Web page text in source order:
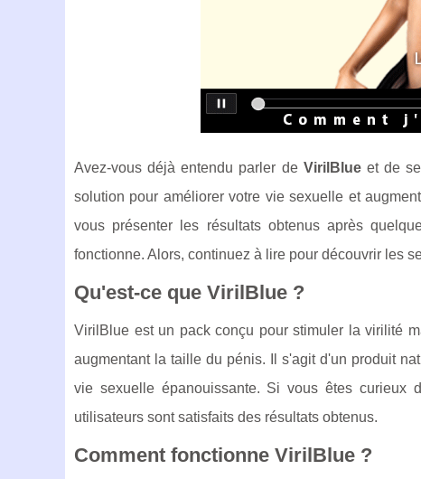
Avez-vous déjà entendu parler de VirilBlueet de
solution pour améliorer votre vie sexuelle et
vous présenter les résultats obtenus après
fonctionne. Alors, continuez à lire pour découvrir les
Qu'est-ce que VirilBlue ?
VirilBlue est un pack conçu pour stimuler la virilité
augmentant la taille du pénis. Il s'agit d'un produit
vie sexuelle épanouissante. Si vous êtes curieux
utilisateurs sont satisfaits des résultats obtenus.
Comment fonctionne VirilBlue ?